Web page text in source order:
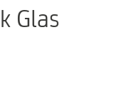
Glas